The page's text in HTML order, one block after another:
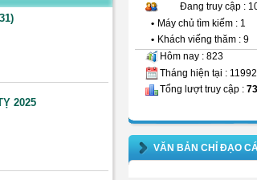
2025
Đang truy cập :
• Máy chủ tìm kiếm : 1
• Khách viếng thăm : 9
Hôm nay : 823
Tháng hiện tại : 11992
Tổng lượt truy cập :
VĂN BẢN CHỈ ĐẠO